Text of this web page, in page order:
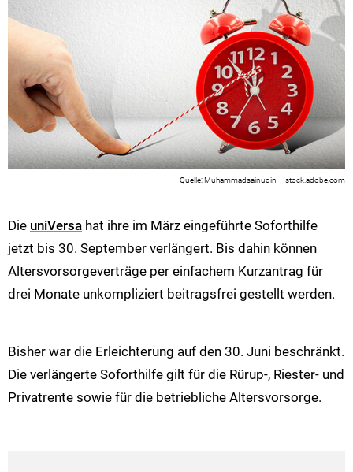
Muhammadsainudin – stock.adobe.com
Die uniVersa hat ihre im März eingeführte Soforthilfe
jetzt bis 30. September verlängert. Bis dahin können
Altersvorsorgeverträge per einfachem Kurzantrag für
drei Monate unkompliziert beitragsfrei gestellt werden.
Bisher war die Erleichterung auf den 30. Juni beschränkt.
Die verlängerte Soforthilfe gilt für die Rürup-, Riester- und
Privatrente sowie für die betriebliche Altersvorsorge.